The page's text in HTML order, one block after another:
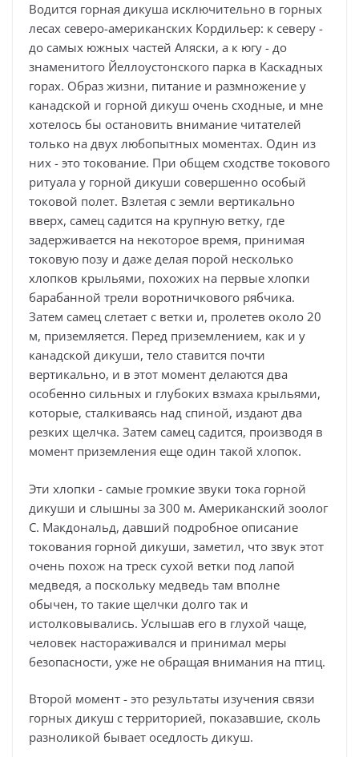
Водится горная дикуша исключительно в горных
лесах северо-американских Кордильер: к северу -
до самых южных частей Аляски, а к югу - до
знаменитого Йеллоустонского парка в Каскадных
горах. Образ жизни, питание и размножение у
канадской и горной дикуш очень сходные, и мне
хотелось бы остановить внимание читателей
только на двух любопытных моментах. Один из
них - это токование. При общем сходстве токового
ритуала у горной дикуши совершенно особый
токовой полет. Взлетая с земли вертикально
вверх, самец садится на крупную ветку, где
задерживается на некоторое время, принимая
токовую позу и даже делая порой несколько
хлопков крыльями, похожих на первые хлопки
барабанной трели воротничкового рябчика.
Затем самец слетает с ветки и, пролетев около 20
м, приземляется. Перед приземлением, как и у
канадской дикуши, тело ставится почти
вертикально, и в этот момент делаются два
особенно сильных и глубоких взмаха крыльями,
которые, сталкиваясь над спиной, издают два
резких щелчка. Затем самец садится, производя в
момент приземления еще один такой хлопок.
Эти хлопки - самые громкие звуки тока горной
дикуши и слышны за 300 м. Американский зоолог
С. Макдональд, давший подробное описание
токования горной дикуши, заметил, что звук этот
очень похож на треск сухой ветки под лапой
медведя, а поскольку медведь там вполне
обычен, то такие щелчки долго так и
истолковывались. Услышав его в глухой чаще,
человек настораживался и принимал меры
безопасности, уже не обращая внимания на птиц.
Второй момент - это результаты изучения связи
горных дикуш с территорией, показавшие, сколь
разноликой бывает оседлость дикуш.